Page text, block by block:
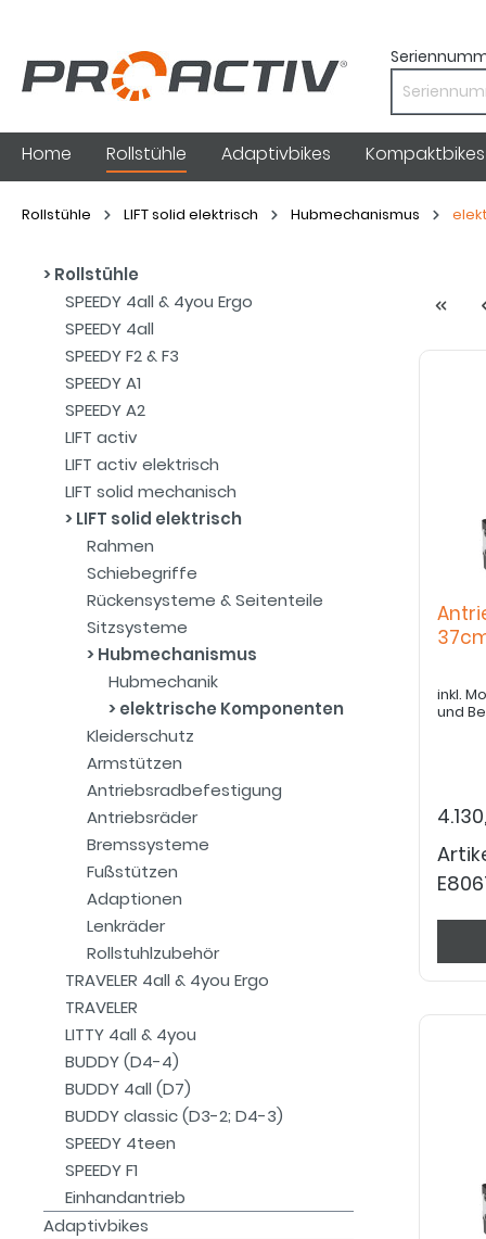
Home Rollstühle Adaptivbikes Kompaktbikes
Rollstühle LIFT solid elektrisch Hubmechanismus
Rollstühle
SPEEDY 4all & 4you Ergo
SPEEDY 4all
SPEEDY F2 & F3
SPEEDY A1
SPEEDY A2
LIFT activ
LIFT activ elektrisch
LIFT solid mechanisch
LIFT solid elektrisch
Rahmen
Schiebegriffe
Rückensysteme & Seitenteile
Sitzsysteme
Hubmechanismus
Hubmechanik
elektrische Komponenten
Kleiderschutz
Armstützen
Antriebsradbefestigung
Antriebsräder
Bremssysteme
Fußstützen
Adaptionen
Lenkräder
Rollstuhlzubehör
TRAVELER 4all & 4you Ergo
TRAVELER
LITTY 4all & 4you
BUDDY (D4-4)
BUDDY 4all (D7)
BUDDY classic (D3-2; D4-3)
SPEEDY 4teen
SPEEDY F1
Einhandantrieb
Adaptivbikes
inkl.
und